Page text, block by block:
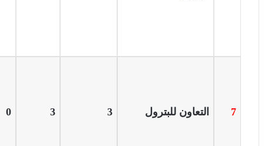
7 التعاون للبترول 3
3
0